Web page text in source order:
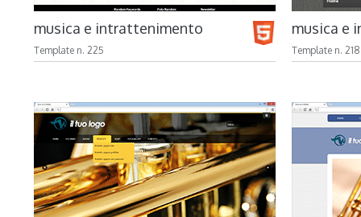
musica e intrattenimento
Template n. 225
musica e
Template n. 218